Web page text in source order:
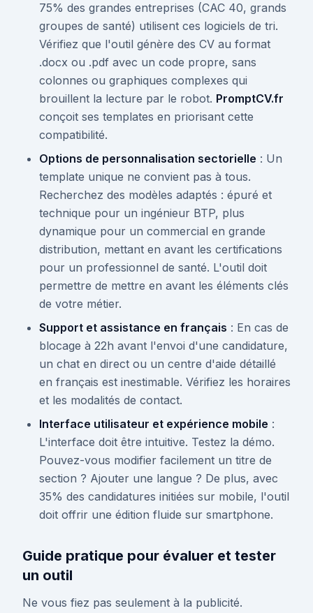
75% des grandes entreprises (CAC 40, grands
groupes de santé) utilisent ces logiciels de tri.
Vérifiez que l'outil génère des CV au format
.docx ou .pdf avec un code propre, sans
colonnes ou graphiques complexes qui
brouillent la lecture par le robot. PromptCV.fr
conçoit ses templates en priorisant cette
compatibilité.
Options de personnalisation sectorielle : Un
template unique ne convient pas à tous.
Recherchez des modèles adaptés : épuré et
technique pour un ingénieur BTP, plus
dynamique pour un commercial en grande
distribution, mettant en avant les certifications
pour un professionnel de santé. L'outil doit
permettre de mettre en avant les éléments clés
de votre métier.
Support et assistance en français : En cas de
blocage à 22h avant l'envoi d'une candidature,
un chat en direct ou un centre d'aide détaillé
en français est inestimable. Vérifiez les horaires
et les modalités de contact.
Interface utilisateur et expérience mobile :
L'interface doit être intuitive. Testez la démo.
Pouvez-vous modifier facilement un titre de
section ? Ajouter une langue ? De plus, avec
35% des candidatures initiées sur mobile, l'outil
doit offrir une édition fluide sur smartphone.
Guide pratique pour évaluer et tester
un outil
Ne vous fiez pas seulement à la publicité.